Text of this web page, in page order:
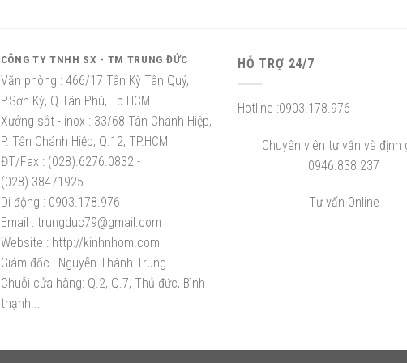
CÔNG TY TNHH SX - TM TRUNG ĐỨC
Văn phòng :466/17 Tân Kỳ Tân Quý,
P.Sơn Kỳ, Q.Tân Phú, Tp.HCM
Xưởng sắt - inox :33/68 Tân Chánh Hiệp,
P. Tân Chánh Hiệp, Q.12, TP.HCM
ĐT/Fax :(028).6276.0832 -
(028).38471925
Di động :0903.178.976
Email :trungduc79@gmail.com
Website :http://kinhnhom.com
Giám đốc :Nguyễn Thành Trung
Chuỗi cửa hàng: Q.2, Q.7, Thủ đức, Bình
thạnh...
HỖ TRỢ 24/7
Hotline :0903.178.976
Chuyên viên tư vấn và định
0946.838.237
Tư vấn Online